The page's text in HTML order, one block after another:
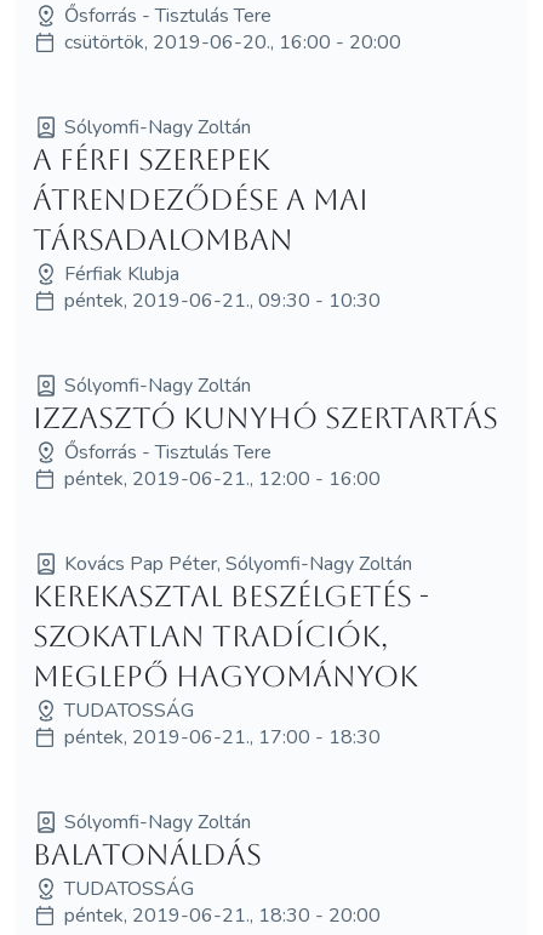
Ősforrás - Tisztulás Tere
csütörtök, 2019-06-20., 16:00 - 20:00
Sólyomfi-Nagy Zoltán
A férfi szerepek
átrendeződése a mai
társadalomban
Férfiak Klubja
péntek, 2019-06-21., 09:30 - 10:30
Sólyomfi-Nagy Zoltán
Izzasztó Kunyhó Szertartás
Ősforrás - Tisztulás Tere
péntek, 2019-06-21., 12:00 - 16:00
Kovács Pap Péter, Sólyomfi-Nagy Zoltán
Kerekasztal beszélgetés -
Szokatlan tradíciók,
meglepő hagyományok
TUDATOSSÁG
péntek, 2019-06-21., 17:00 - 18:30
Sólyomfi-Nagy Zoltán
Balatonáldás
TUDATOSSÁG
péntek, 2019-06-21., 18:30 - 20:00